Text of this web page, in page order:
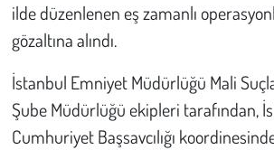
ilde düzenlenen eş zamanlı
gözaltına alındı.
İstanbul Emniyet Müdürlüğü Mali
Şube Müdürlüğü ekipleri tarafından,
Cumhuriyet Başsavcılığı
Hayvan Hakları
Çevre